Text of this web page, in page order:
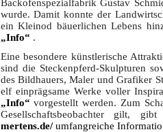
Backofenspezialfabrik Gustav
wurde. Damit konnte der
ein Kleinod bäuerlichen Lebens
„Info“ .
Eine besondere künstlerische
sind die Steckenpferd-Skulpturen
des Bildhauers, Maler und Grafiker
elf einprägsame Werke voller
„Info“ vorgestellt werden. Zum
Gesellschaftsbeobachter gilt,
mertens.de/ umfangreiche